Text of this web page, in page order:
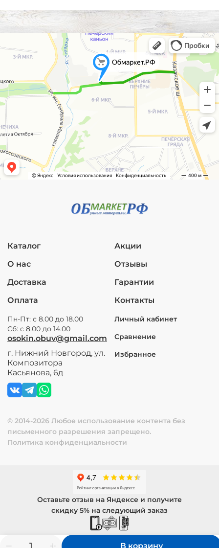
В корзину
Каталог
О нас
Доставка
Оплата
Акции
Отзывы
Гарантии
Контакты
Пн-Пт: с 8.00 до 18.00
Сб: с 8.00 до 14.00
osokin.obuv@gmail.com
г. Нижний Новгород, ул.
Композитора
Касьянова, 6д
Личный кабинет
Сравнение
Избранное
© 2014-2026 Любое использование контента без
письменного разрешения запрещено.
Политика конфиденциальности
Оставьте отзыв на Яндексе и получите
скидку 5% на следующий заказ